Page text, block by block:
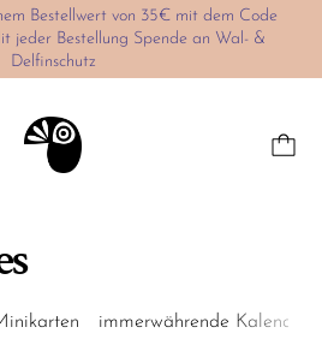
Bestellwert von 35€ mit dem Code
jeder Bestellung Spende an Wal- &
Delfinschutz
immerwährende Kalender